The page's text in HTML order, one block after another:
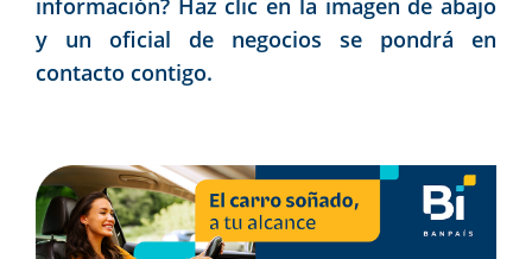
y un oficial de negocios se pondrá en
contacto contigo.